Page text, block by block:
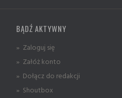
BĄDŹ AKTYWNY
» Zaloguj się
» Załóż konto
» Dołącz do redakcji
» Shoutbox